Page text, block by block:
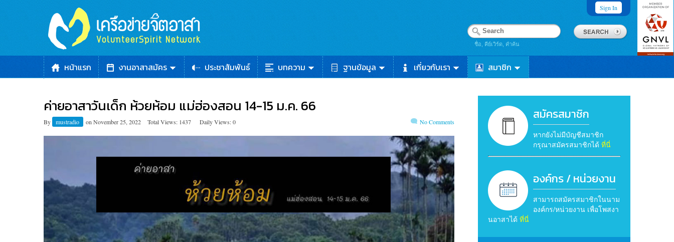
Sign In
ชื่อ, คีย์เวิร์ด, คำค้น
หน้าแรก งานอาสาสมัคร ประชาสัมพันธ์ บทความ ฐานข้อมูล เกี่ยวกับเรา สมาชิก
ค่ายอาสาวันเด็ก ห้วยห้อม แม่ฮ่องสอน 14-15 ม.ค. 66
By mustradio on November 25, 2022 Total Views: 1437 Daily Views: 0 No Comments สมัครสมาชิก
หากยังไม่มีบัญชีสมาชิก
กรุณาสมัครสมาชิกได้ ที่นี่
องค์กร / หน่วยงาน
สามารถสมัครสมาชิกในนาม
องค์กร/หน่วยงาน เพื่อโพสงา
นอาสาได้ ที่นี่